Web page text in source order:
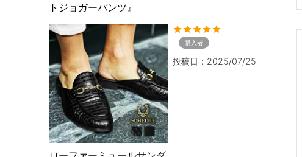
トジョガーパンツ』
購入者
投稿日 2025/07/25